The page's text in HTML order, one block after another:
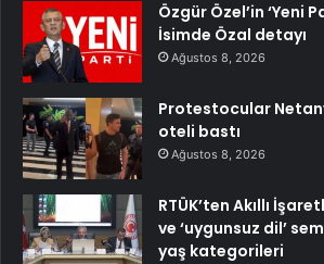
Özgür Özel’in ‘Yeni
İsimde Özal detayı
Ağustos 8, 2026
Protestocular
oteli bastı
Ağustos 8, 2026
RTÜK’ten Akıllı
ve ‘uygunsuz dil’
yaş kategorileri